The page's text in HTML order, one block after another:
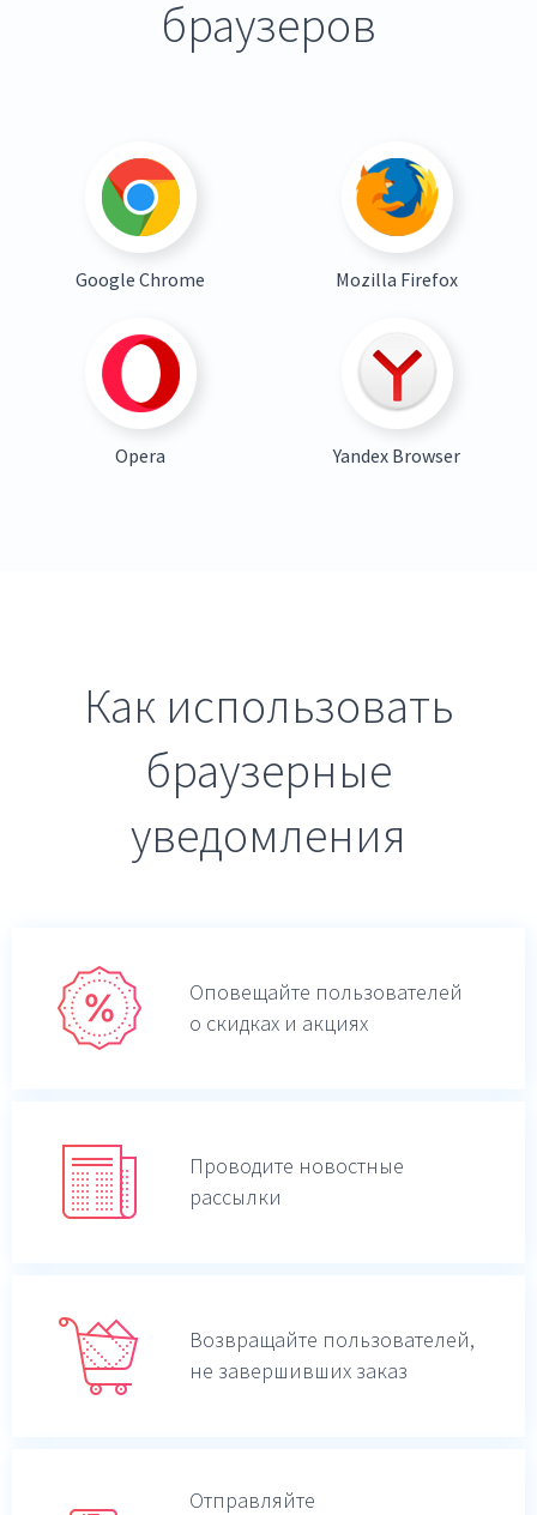
браузеров
Google Chrome Mozilla Firefox
Opera Yandex Browser
Как использовать
браузерные
уведомления
Оповещайте пользователей
о скидках и акциях
Проводите новостные
рассылки
Возвращайте пользователей,
не завершивших заказ
Отправляйте